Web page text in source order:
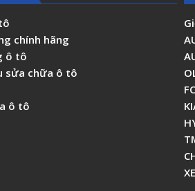
chính hãng
ô tô
sửa chữa ô tô
ô tô